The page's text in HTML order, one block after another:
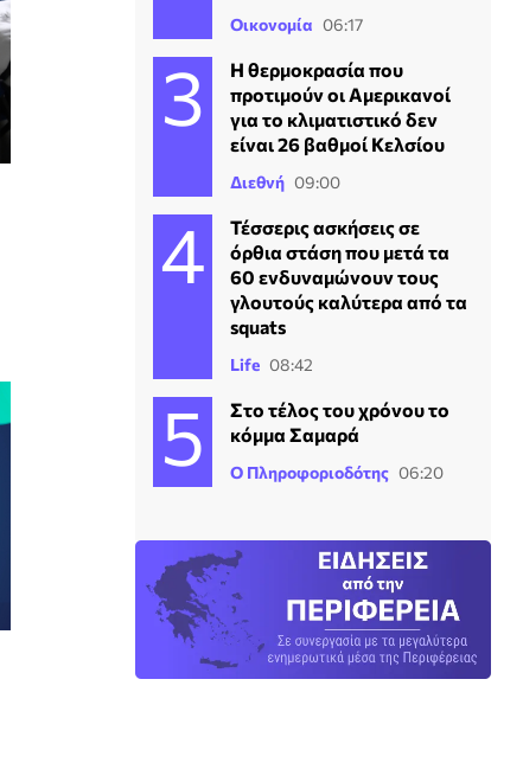
Οικονομία 06:17
Η θερμοκρασία που
προτιμούν οι Αμερικανοί
για το κλιματιστικό δεν
είναι 26 βαθμοί Κελσίου
Διεθνή 09:00
Τέσσερις ασκήσεις σε
όρθια στάση που μετά τα
60 ενδυναμώνουν τους
γλουτούς καλύτερα από τα
squats
Life 08:42
Στο τέλος του χρόνου το
κόμμα Σαμαρά
Ο Πληροφοριοδότης 06:20